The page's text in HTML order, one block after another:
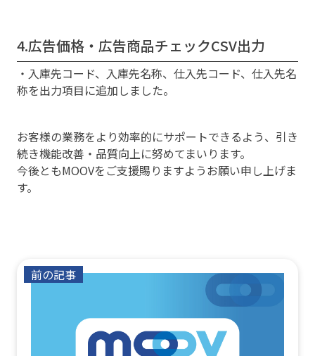
4.広告価格・広告商品チェックCSV出力
・入庫先コード、入庫先名称、仕入先コード、仕入先名
称を出力項目に追加しました。
お客様の業務をより効率的にサポートできるよう、引き
続き機能改善・品質向上に努めてまいります。
今後ともMOOVをご支援賜りますようお願い申し上げま
す。
前の記事